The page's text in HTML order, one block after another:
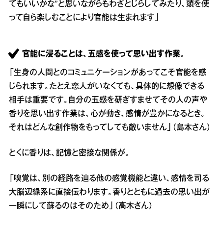
てもいいかな”と思いながらもわざとじらしてみたり、頭を使
って自ら楽しむことにより官能は生まれます」
官能に浸ることは、五感を使って思い出す作業。
「生身の人間とのコミュニケーションがあってこそ官能を感
じられます。たとえ恋人がいなくても、具体的に想像できる
相手は重要です。自分の五感を研ぎすませてその人の声や
香りを思い出す作業は、心が動き、感情が豊かになるとき。
それはどんな創作物をもってしても敵いません」（島本さん）
とくに香りは、記憶と密接な関係が。
「嗅覚は、別の経路を辿る他の感覚機能と違い、感情を司る
大脳辺縁系に直接伝わります。香りとともに過去の思い出が
一瞬にして蘇るのはそのため」（高木さん）